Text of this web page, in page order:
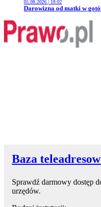
05.08.2026 | 18:02
Przejdź do artykułu:
Darowizna od matki w
Baza
Sprawdź darmowy dostęp
urzędów.